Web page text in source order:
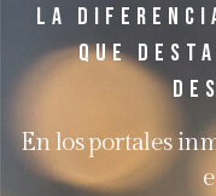
La
que
En los portales